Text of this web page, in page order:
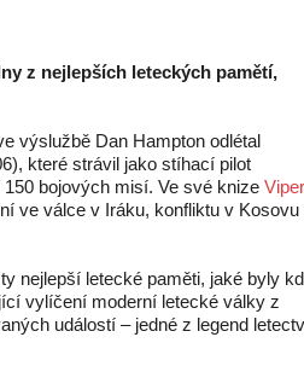
z nejlepších leteckých pamětí,
výslužbě Dan Hampton odlétal
které strávil jako stíhací pilot
bojových misí. Ve své knize Viper
ve válce v Iráku, konfliktu v Kosovu
nejlepší letecké paměti, jaké byly
vylíčení moderní letecké války z
událostí – jedné z legend